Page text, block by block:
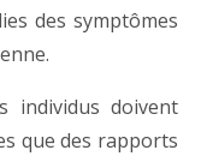
des symptômes
individus doivent
que des rapports